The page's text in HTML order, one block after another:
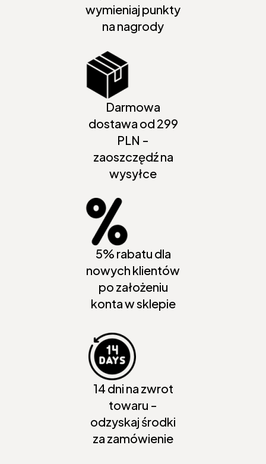
wymieniaj punkty
na nagrody
Darmowa
dostawa od 299
PLN -
zaoszczędź na
wysyłce
5% rabatu dla
nowych klientów
po założeniu
konta w sklepie
14 dni na zwrot
towaru -
odzyskaj środki
za zamówienie